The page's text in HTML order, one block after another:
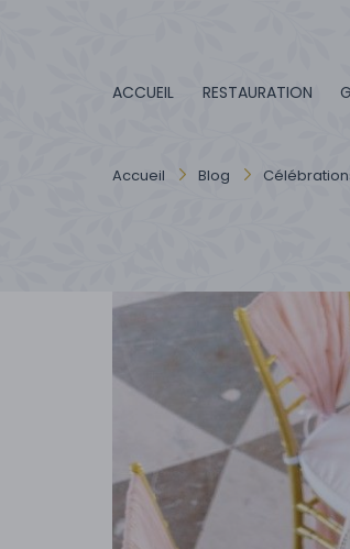
ACCUEIL RESTAURATION
Accueil Blog